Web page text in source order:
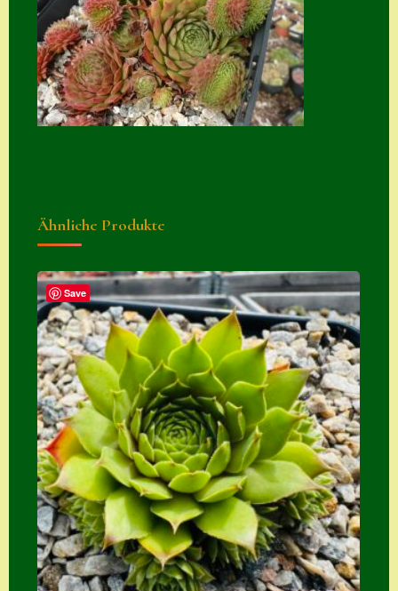
Semps von A – Z
Shop
Suche
Sue Thomas
Warenkorb
Warenkorb
Widerrufsbelehru
ng
Zahlung
Zahlungs- &
Versandinfos
Zubehör
Zubehör
Ähnliche Produkte
Save